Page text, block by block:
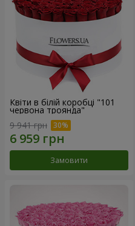
Квіти в білій коробці "101
червона троянда"
9 941 грн
Замовити